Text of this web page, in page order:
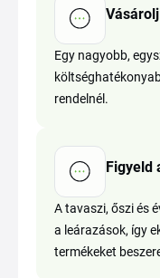
Egy nagyobb,
rendelnél.
Figyeld
A tavaszi, őszi és
a leárazások, így
termékeket